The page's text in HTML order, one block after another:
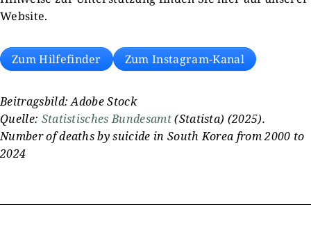
Website.
Zum Hilfefinder Zum Instagram-Kanal
Beitragsbild: Adobe Stock
Quelle: Statistisches Bundesamt(Statista) (2025).
Number of deaths by suicide in South Korea from 2000 to
2024